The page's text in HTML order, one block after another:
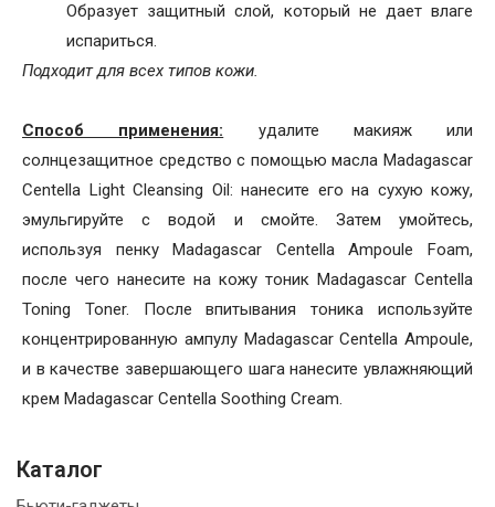
Образует защитный слой, который не дает влаге
испариться.
Подходит для всех типов кожи.
Способ применения: удалите макияж или
солнцезащитное средство с помощью масла Madagascar
Centella Light Cleansing Oil: нанесите его на сухую кожу,
эмульгируйте с водой и смойте. Затем умойтесь,
используя пенку Madagascar Centella Ampoule Foam,
после чего нанесите на кожу тоник Madagascar Centella
Toning Toner. После впитывания тоника используйте
концентрированную ампулу Madagascar Centella Ampoule,
и в качестве завершающего шага нанесите увлажняющий
крем Madagascar Centella Soothing Cream.
Каталог